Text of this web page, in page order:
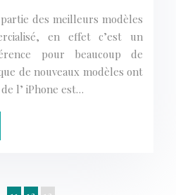
des meilleurs modèles
en effet c’est un
pour beaucoup de
de nouveaux modèles ont
l’ iPhone est…